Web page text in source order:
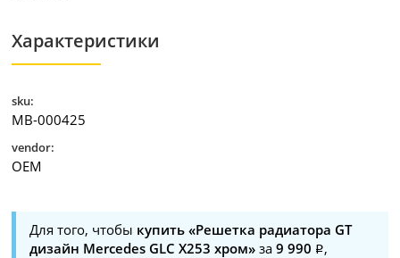
Характеристики
sku:
MB-000425
vendor:
OEM
Для того, чтобы купить «Решетка радиатора GT
дизайн Mercedes GLC X253 хром» за9 990
,